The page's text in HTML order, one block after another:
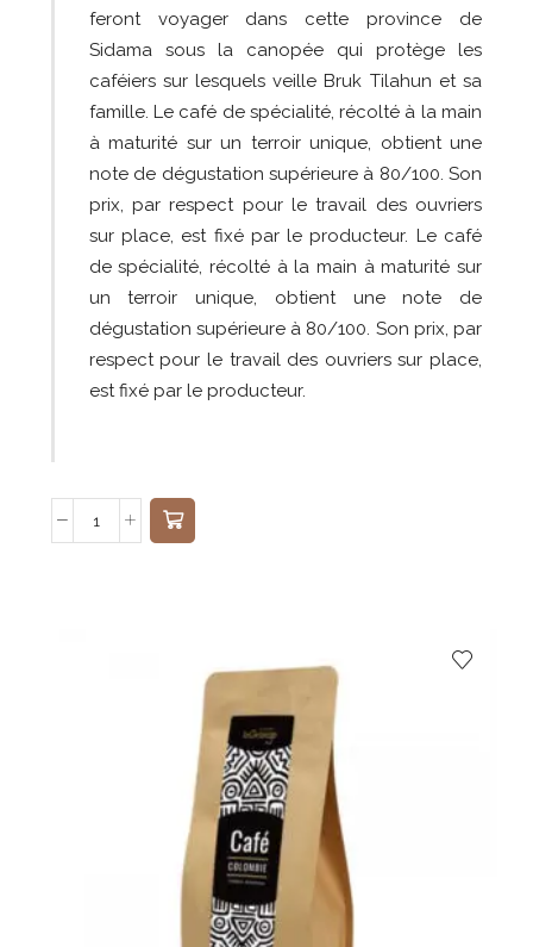
feront voyager dans cette province de
Sidama sous la canopée qui protège les
caféiers sur lesquels veille Bruk Tilahun et sa
famille. Le café de spécialité, récolté à la main
à maturité sur un terroir unique, obtient une
note de dégustation supérieure à 80/100. Son
prix, par respect pour le travail des ouvriers
sur place, est fixé par le producteur. Le café
de spécialité, récolté à la main à maturité sur
un terroir unique, obtient une note de
dégustation supérieure à 80/100. Son prix, par
respect pour le travail des ouvriers sur place,
est fixé par le producteur.